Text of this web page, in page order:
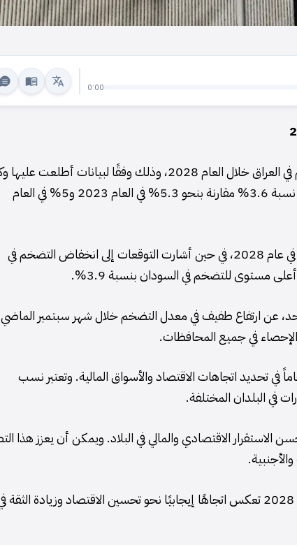
0:00
توقع صندوق النقد الدولي، يوم الاثنين، انخفاض مؤشر التضخم في العراق خلال العام 2028، وذلك وفقًا لبيانات أطلعت
شفق نيوز. حيث سجل مؤشر التضخم السنوي في العام 2024 نسبة 3.6% مقارنة بنحو 5.3% في العام 2023 و5% في العام
وتوقع الصندوق أن ينخفض معدل التضخم في العراق إلى 2% في عام 2028، في حين أشارت التوقعات إلى انخفاض التضخم في
عن ارتفاع طفيف في معدل التضخم خلال شهر سبتمبر
في جميع المحافظات.
في تحديد اتجاهات الاقتصاد والأسواق المالية. وتعتبر نسب
في البلدان المختلفة.
الاقتصادي والمالي في البلاد. ويمكن أن يعزز هذا
باختصار، توقعات انخفاض مؤشر التضخم في العراق خلال العام 2028 تعكس اتجاهًا إيجابيًا نحو تحسين الاقتصاد وزيادة الثقة